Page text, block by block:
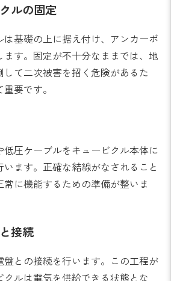
ルの固定
基礎の上に据え付け、アンカーボ
す。固定が不十分なままでは、地
て二次被害を招く危険があるた
要です。
圧ケーブルをキュービクル本体に
ます。正確な結線がなされること
に機能するための準備が整いま
接続
との接続を行います。この工程が
ルは電気を供給できる状態とな